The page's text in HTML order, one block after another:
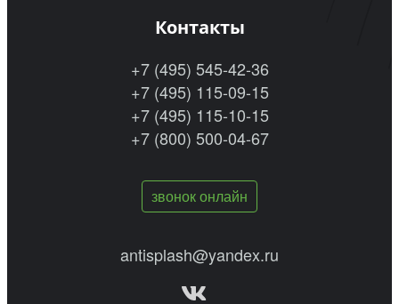
Контакты
+7 (495) 545-42-36
+7 (495) 115-09-15
+7 (495) 115-10-15
+7 (800) 500-04-67
звонок онлайн
antisplash@yandex.ru